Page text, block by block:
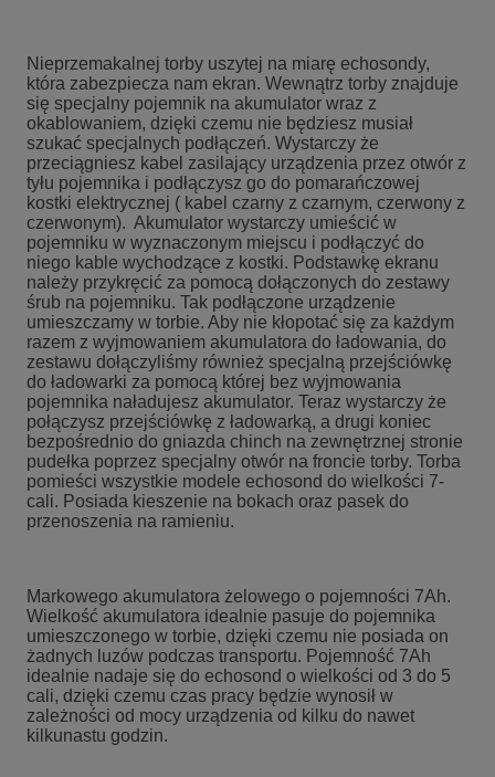
Nieprzemakalnej torby uszytej na miarę echosondy,
która zabezpiecza nam ekran. Wewnątrz torby znajduje
się specjalny pojemnik na akumulator wraz z
okablowaniem, dzięki czemu nie będziesz musiał
szukać specjalnych podłączeń. Wystarczy że
przeciągniesz kabel zasilający urządzenia przez otwór z
tyłu pojemnika i podłączysz go do pomarańczowej
kostki elektrycznej ( kabel czarny z czarnym, czerwony z
czerwonym). Akumulator wystarczy umieścić w
pojemniku w wyznaczonym miejscu i podłączyć do
niego kable wychodzące z kostki. Podstawkę ekranu
należy przykręcić za pomocą dołączonych do zestawy
śrub na pojemniku. Tak podłączone urządzenie
umieszczamy w torbie. Aby nie kłopotać się za każdym
razem z wyjmowaniem akumulatora do ładowania, do
zestawu dołączyliśmy również specjalną przejściówkę
do ładowarki za pomocą której bez wyjmowania
pojemnika naładujesz akumulator. Teraz wystarczy że
połączysz przejściówkę z ładowarką, a drugi koniec
bezpośrednio do gniazda chinch na zewnętrznej stronie
pudełka poprzez specjalny otwór na froncie torby. Torba
pomieści wszystkie modele echosond do wielkości 7-
cali. Posiada kieszenie na bokach oraz pasek do
przenoszenia na ramieniu.
Markowego akumulatora żelowego o pojemności 7Ah.
Wielkość akumulatora idealnie pasuje do pojemnika
umieszczonego w torbie, dzięki czemu nie posiada on
żadnych luzów podczas transportu. Pojemność 7Ah
idealnie nadaje się do echosond o wielkości od 3 do 5
cali, dzięki czemu czas pracy będzie wynosił w
zależności od mocy urządzenia od kilku do nawet
kilkunastu godzin.